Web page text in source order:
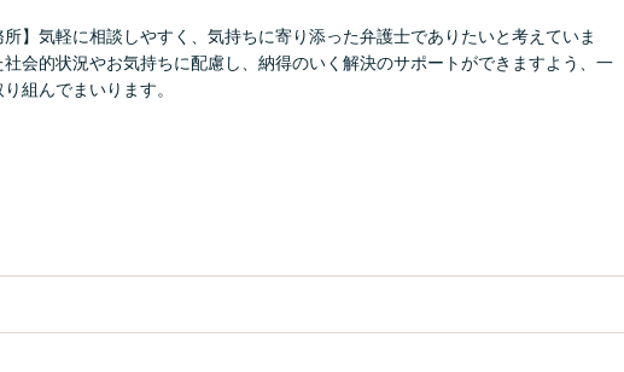
所】気軽に相談しやすく、気持ちに寄り添った弁護士でありたいと考えていま
会的状況やお気持ちに配慮し、納得のいく解決のサポートができますよう、一
組んでまいります。